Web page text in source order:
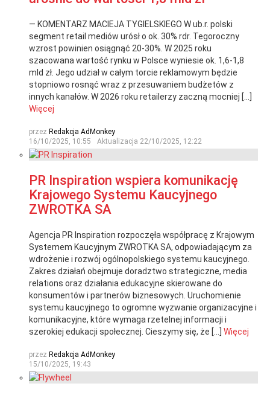
— KOMENTARZ MACIEJA TYGIELSKIEGO W ub.r. polski
segment retail mediów urósł o ok. 30% rdr. Tegoroczny
wzrost powinien osiągnąć 20-30%. W 2025 roku
szacowana wartość rynku w Polsce wyniesie ok. 1,6-1,8
mld zł. Jego udział w całym torcie reklamowym będzie
stopniowo rosnąć wraz z przesuwaniem budżetów z
innych kanałów. W 2026 roku retailerzy zaczną mocniej […]
Więcej
przez Redakcja AdMonkey
16/10/2025, 10:55
Aktualizacja 22/10/2025, 12:22
PR Inspiration wspiera komunikację
Krajowego Systemu Kaucyjnego
ZWROTKA SA
Agencja PR Inspiration rozpoczęła współpracę z Krajowym
Systemem Kaucyjnym ZWROTKA SA, odpowiadającym za
wdrożenie i rozwój ogólnopolskiego systemu kaucyjnego.
Zakres działań obejmuje doradztwo strategiczne, media
relations oraz działania edukacyjne skierowane do
konsumentów i partnerów biznesowych. Uruchomienie
systemu kaucyjnego to ogromne wyzwanie organizacyjne i
komunikacyjne, które wymaga rzetelnej informacji i
szerokiej edukacji społecznej. Cieszymy się, że […] Więcej
przez Redakcja AdMonkey
15/10/2025, 19:43